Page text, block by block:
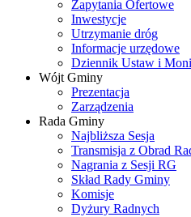
Zapytania Ofertowe
Inwestycje
Utrzymanie dróg
Informacje urzędowe
Dziennik Ustaw i
Wójt Gminy
Prezentacja
Zarządzenia
Rada Gminy
Najbliższa Sesja
Transmisja z Obrad
Nagrania z Sesji RG
Skład Rady Gminy
Komisje
Dyżury Radnych